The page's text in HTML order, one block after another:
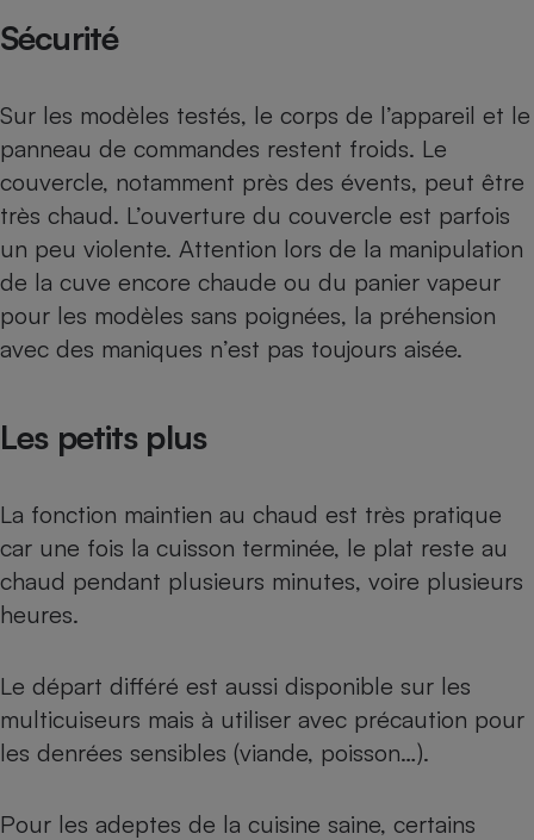
Sécurité
Sur les modèles testés, le corps de l’appareil et le
panneau de commandes restent froids. Le
couvercle, notamment près des évents, peut être
très chaud. L’ouverture du couvercle est parfois
un peu violente. Attention lors de la manipulation
de la cuve encore chaude ou du panier vapeur
pour les modèles sans poignées, la préhension
avec des maniques n’est pas toujours aisée.
Les petits plus
La fonction maintien au chaud est très pratique
car une fois la cuisson terminée, le plat reste au
chaud pendant plusieurs minutes, voire plusieurs
heures.
Le départ différé est aussi disponible sur les
multicuiseurs mais à utiliser avec précaution pour
les denrées sensibles (viande, poisson…).
Pour les adeptes de la cuisine saine, certains